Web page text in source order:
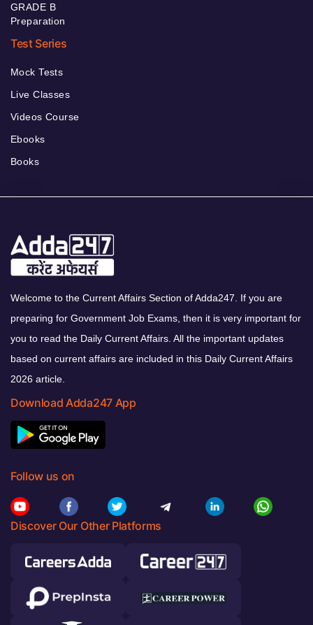
GRADE B
Preparation
Test Series
Mock Tests
Live Classes
Videos Course
Ebooks
Books
Welcome to the Current Affairs Section of Adda247. If you are
preparing for Government Job Exams, then it is very important for
you to read the Daily Current Affairs. All the important updates
based on current affairs are included in this Daily Current Affairs
2026 article.
Download Adda247 App
Follow us on
Discover Our Other Platforms